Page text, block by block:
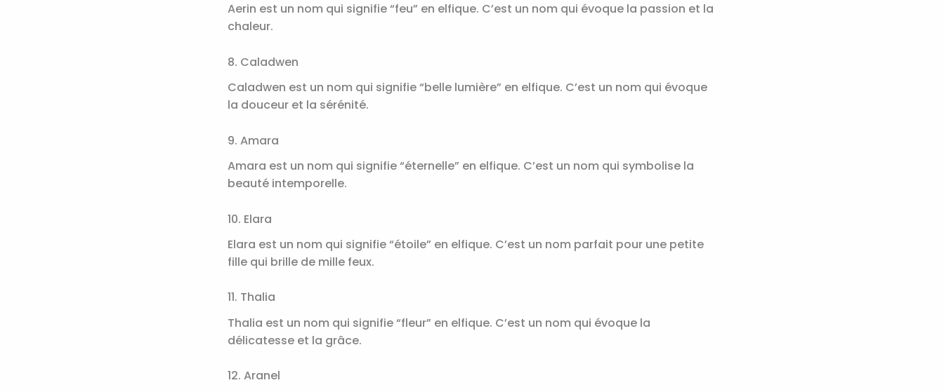
Aerin est un nom qui signifie “feu” en elfique. C’est un nom qui évoque la passion et la
chaleur.
8. Caladwen
Caladwen est un nom qui signifie “belle lumière” en elfique. C’est un nom qui évoque
la douceur et la sérénité.
9. Amara
Amara est un nom qui signifie “éternelle” en elfique. C’est un nom qui symbolise la
beauté intemporelle.
10. Elara
Elara est un nom qui signifie “étoile” en elfique. C’est un nom parfait pour une petite
fille qui brille de mille feux.
11. Thalia
Thalia est un nom qui signifie “fleur” en elfique. C’est un nom qui évoque la
délicatesse et la grâce.
12. Aranel